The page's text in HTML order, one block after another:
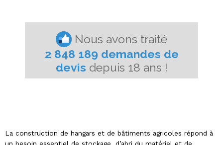
La construction de hangars et de bâtiments agricoles répond à
un besoin essentiel de stockage, d’abri du matériel et de